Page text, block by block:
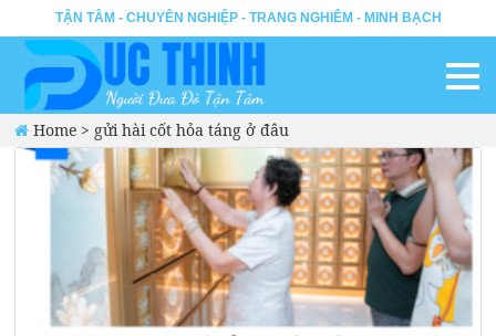
TẬN TÂM - CHUYÊN NGHIỆP - TRANG NGHIÊM - MINH BẠCH
Home > gửi hài cốt hỏa táng ở đâu